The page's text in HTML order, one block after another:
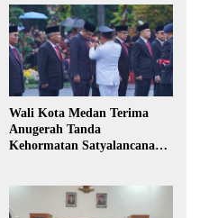
Wali Kota Medan Terima
Anugerah Tanda
Kehormatan Satyalancana